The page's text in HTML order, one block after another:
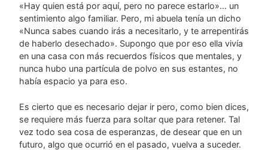
«Hay quien está por aquí, pero no parece estarlo»… un
sentimiento algo familiar. Pero, mi abuela tenía un dicho
«Nunca sabes cuando irás a necesitarlo, y te arrepentirás
de haberlo desechado». Supongo que por eso ella vivía
en una casa con más recuerdos físicos que mentales, y
nunca hubo una partícula de polvo en sus estantes, no
había espacio ya para eso.
Es cierto que es necesario dejar ir pero, como bien dices,
se requiere más fuerza para soltar que para retener. Tal
vez todo sea cosa de esperanzas, de desear que en un
futuro, algo que ocurrió en el pasado, vuelva a suceder.